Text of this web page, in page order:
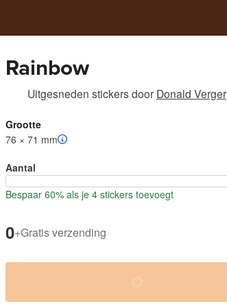
Rainbow
Uitgesneden stickersdoor Donald Verger
Grootte
76 × 71 mm
Aantal
Bespaar 60% als je 4 stickers toevoegt
0+Gratis verzending